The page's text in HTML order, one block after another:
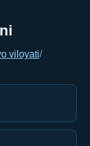
viloyati/